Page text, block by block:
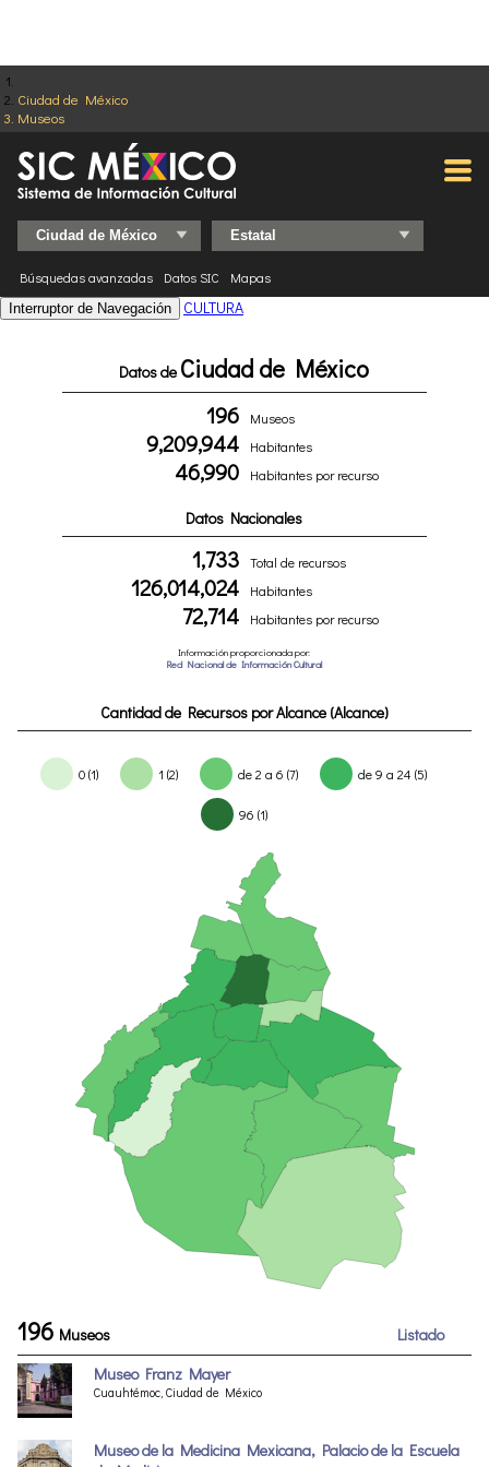
Ciudad de México
Museos
Búsquedas avanzadas Datos SIC Mapas
Interruptor de Navegación CULTURA
Datos de Ciudad de México
196 Museos
9,209,944 Habitantes
46,990 Habitantes por recurso
Datos Nacionales
1,733 Total de recursos
126,014,024 Habitantes
72,714 Habitantes por recurso
Información proporcionada por:
Red Nacional de Información Cultural
196 Museos
Listado
Museo Franz Mayer
Cuauhtémoc, Ciudad de México
Museo de la Medicina Mexicana, Palacio de la Escuela
Cantidad de Recursos por Alcance (Alcance)
0 (1) 1 (2) de 2 a 6 (7) de 9 a 24 (5)
96 (1)